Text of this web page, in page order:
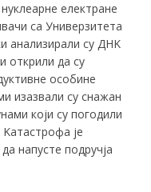
електране
са Универзитета
анализирали су ДНK
открили да су
особине
изазвали су снажан
који су погодили
је
напусте подручја